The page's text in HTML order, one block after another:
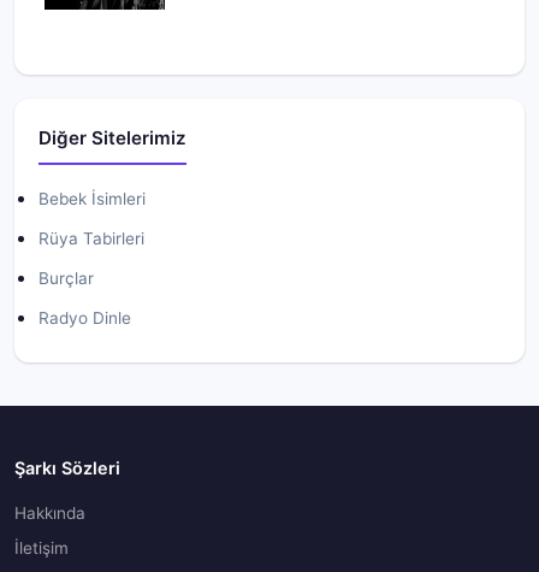
Diğer Sitelerimiz
Bebek İsimleri
Rüya Tabirleri
Burçlar
Radyo Dinle
Şarkı Sözleri
Hakkında
İletişim